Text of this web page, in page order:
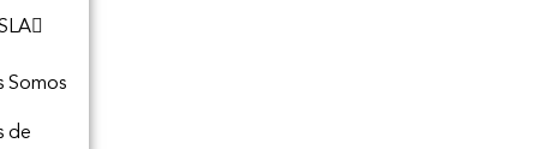
Somos
de